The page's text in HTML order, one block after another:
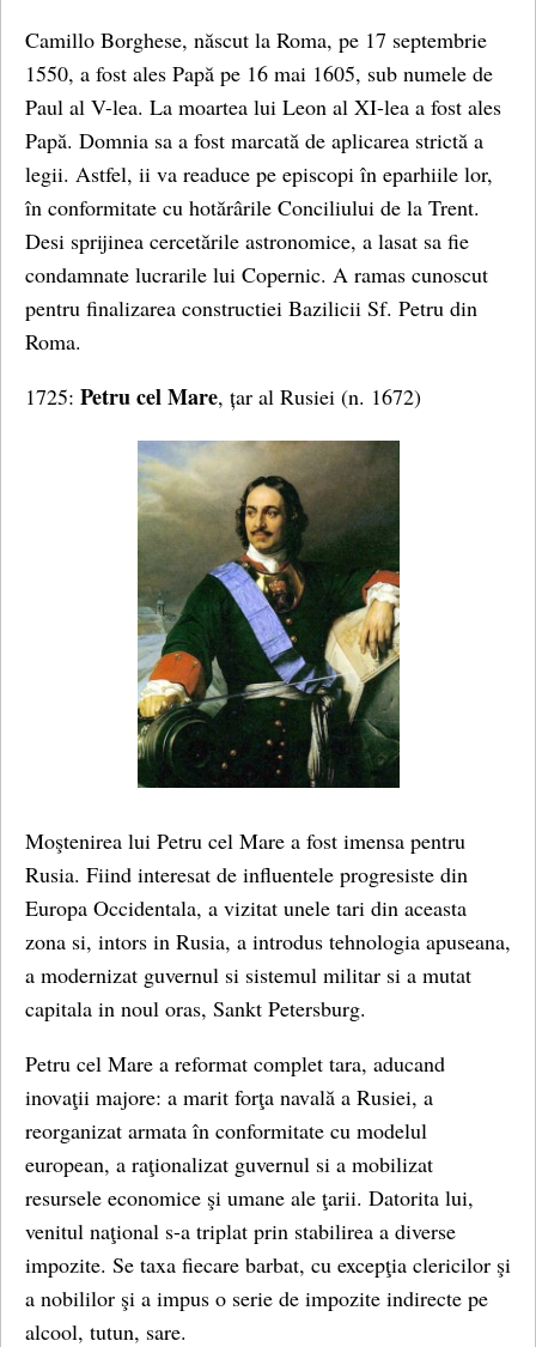
Camillo Borghese, născut la Roma, pe 17 septembrie
1550, a fost ales Papă pe 16 mai 1605, sub numele de
Paul al V-lea. La moartea lui Leon al XI-lea a fost ales
Papă. Domnia sa a fost marcată de aplicarea strictă a
legii. Astfel, ii va readuce pe episcopi în eparhiile lor,
în conformitate cu hotărârile Conciliului de la Trent.
Desi sprijinea cercetările astronomice, a lasat sa fie
condamnate lucrarile lui Copernic. A ramas cunoscut
pentru finalizarea constructiei Bazilicii Sf. Petru din
Roma.
1725: Petru cel Mare, țar al Rusiei (n. 1672)
Moştenirea lui Petru cel Mare a fost imensa pentru
Rusia. Fiind interesat de influentele progresiste din
Europa Occidentala, a vizitat unele tari din aceasta
zona si, intors in Rusia, a introdus tehnologia apuseana,
a modernizat guvernul si sistemul militar si a mutat
capitala in noul oras, Sankt Petersburg.
Petru cel Mare a reformat complet tara, aducand
inovaţii majore: a marit forţa navală a Rusiei, a
reorganizat armata în conformitate cu modelul
european, a raţionalizat guvernul si a mobilizat
resursele economice şi umane ale ţarii. Datorita lui,
venitul naţional s-a triplat prin stabilirea a diverse
impozite. Se taxa fiecare barbat, cu excepţia clericilor şi
a nobililor şi a impus o serie de impozite indirecte pe
alcool, tutun, sare.